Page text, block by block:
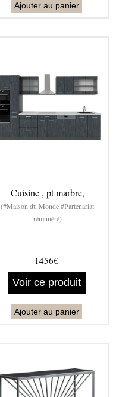
Ajouter au panier
Cuisine , pt marbre,
(#Maison du Monde #Partenariat
rémunéré)
1456€
Voir ce produit
Ajouter au panier